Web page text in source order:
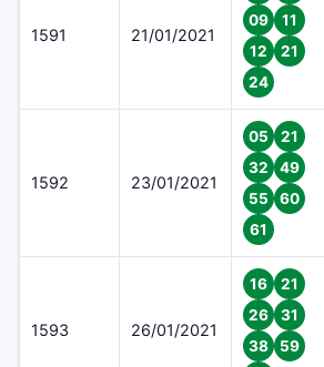
1591 21/01/2021
09
11
12
21
24
1592 23/01/2021
05
21
32
49
55
60
61
1593 26/01/2021
16
21
26
31
38
59